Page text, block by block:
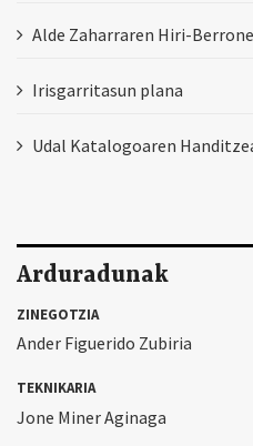
Alde Zaharraren Hiri-
Irisgarritasun plana
Udal Katalogoaren
Arduradunak
ZINEGOTZIA
Ander Figuerido Zubiria
TEKNIKARIA
Jone Miner Aginaga